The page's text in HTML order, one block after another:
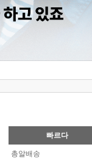
빠르다
총알배송